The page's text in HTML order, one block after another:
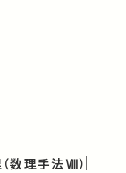
数理手法Ⅷ）